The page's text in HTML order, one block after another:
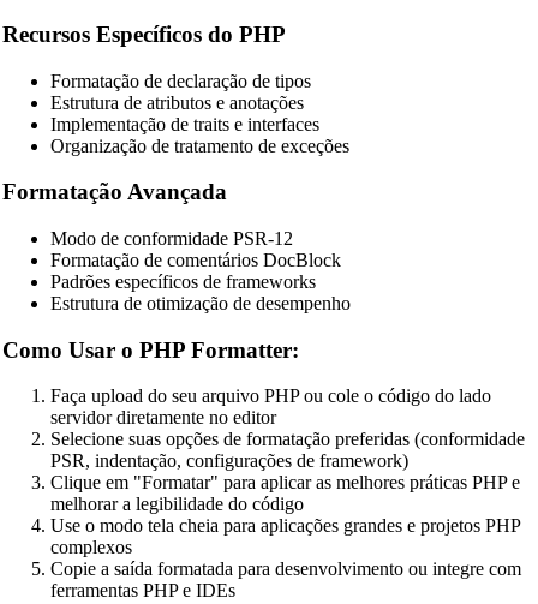
🔧 TOOLS
HTML Beautifier
TypeScript Beautifier
JSX Beautifier
Vue Beautifier
SCSS Beautifier
JSON Beautifier
Recursos Específicos do PHP
Formatação de declaração de tipos
Estrutura de atributos e anotações
Implementação de traits e interfaces
Organização de tratamento de exceções
Formatação Avançada
Modo de conformidade PSR-12
Formatação de comentários DocBlock
Padrões específicos de frameworks
Estrutura de otimização de desempenho
Como Usar o PHP Formatter:
Faça upload do seu arquivo PHP ou cole o código do lado
servidor diretamente no editor
Selecione suas opções de formatação preferidas (conformidade
PSR, indentação, configurações de framework)
Clique em "Formatar" para aplicar as melhores práticas PHP e
melhorar a legibilidade do código
Use o modo tela cheia para aplicações grandes e projetos PHP
complexos
Copie a saída formatada para desenvolvimento ou integre com
ferramentas PHP e IDEs